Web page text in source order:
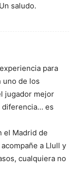
saludo.
para
uno de los
jugador mejor
diferencia… es
el Madrid de
a Llull y
cualquiera no